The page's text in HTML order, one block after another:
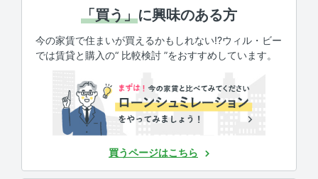
「買う」に興味のある方
今の家賃で住まいが買えるかもしれない!?ウィル・ビー
では賃貸と購入の“ 比較検討 ”をおすすめしています。
買うページはこちら